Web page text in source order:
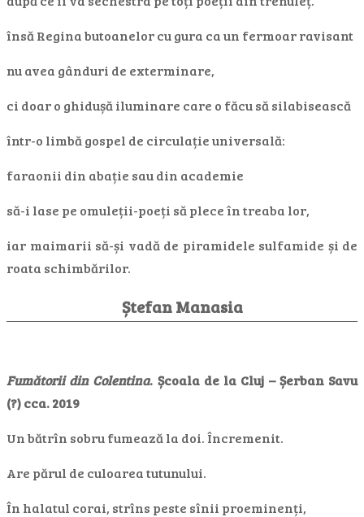
însă Regina butoanelor cu gura ca un fermoar ravisant
nu avea gânduri de exterminare,
ci doar o ghidușă iluminare care o făcu să silabisească
într-o limbă gospel de circulație universală:
faraonii din abație sau din academie
să-i lase pe omuleții-poeți să plece în treaba lor,
iar maimarii să-și vadă de piramidele sulfamide și de
roata schimbărilor.
Ștefan Manasia
Fumătorii din Colentina. Școala de la Cluj – Șerban Savu
(?) cca. 2019
Un bătrîn sobru fumează la doi. Încremenit.
Are părul de culoarea tutunului.
În halatul corai, strîns peste sînii proeminenți,